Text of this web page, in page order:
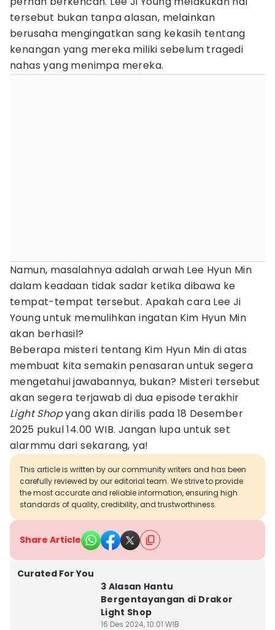
tersebut bukan tanpa alasan, melainkan
berusaha mengingatkan sang kekasih tentang
kenangan yang mereka miliki sebelum tragedi
nahas yang menimpa mereka.
Namun, masalahnya adalah arwah Lee Hyun Min
dalam keadaan tidak sadar ketika dibawa ke
tempat-tempat tersebut. Apakah cara Lee Ji
Young untuk memulihkan ingatan Kim Hyun Min
akan berhasil?
Beberapa misteri tentang Kim Hyun Min di atas
membuat kita semakin penasaran untuk segera
mengetahui jawabannya, bukan? Misteri tersebut
akan segera terjawab di dua episode terakhir
Light Shopyang akan dirilis pada 18 Desember
2025 pukul 14.00 WIB. Jangan lupa untuk set
alarmmu dari sekarang, ya!
This article is written by our community writers and has been
carefully reviewed by our editorial team. We strive to provide
the most accurate and reliable information, ensuring high
standards of quality, credibility, and trustworthiness.
Share Article
Curated For You
3 Alasan Hantu
Bergentayangan di Drakor
Light Shop
16 Des 2024, 10:01 WIB